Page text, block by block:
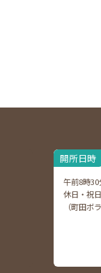
開所日時
午前8時
休日・祝
（町田ボ